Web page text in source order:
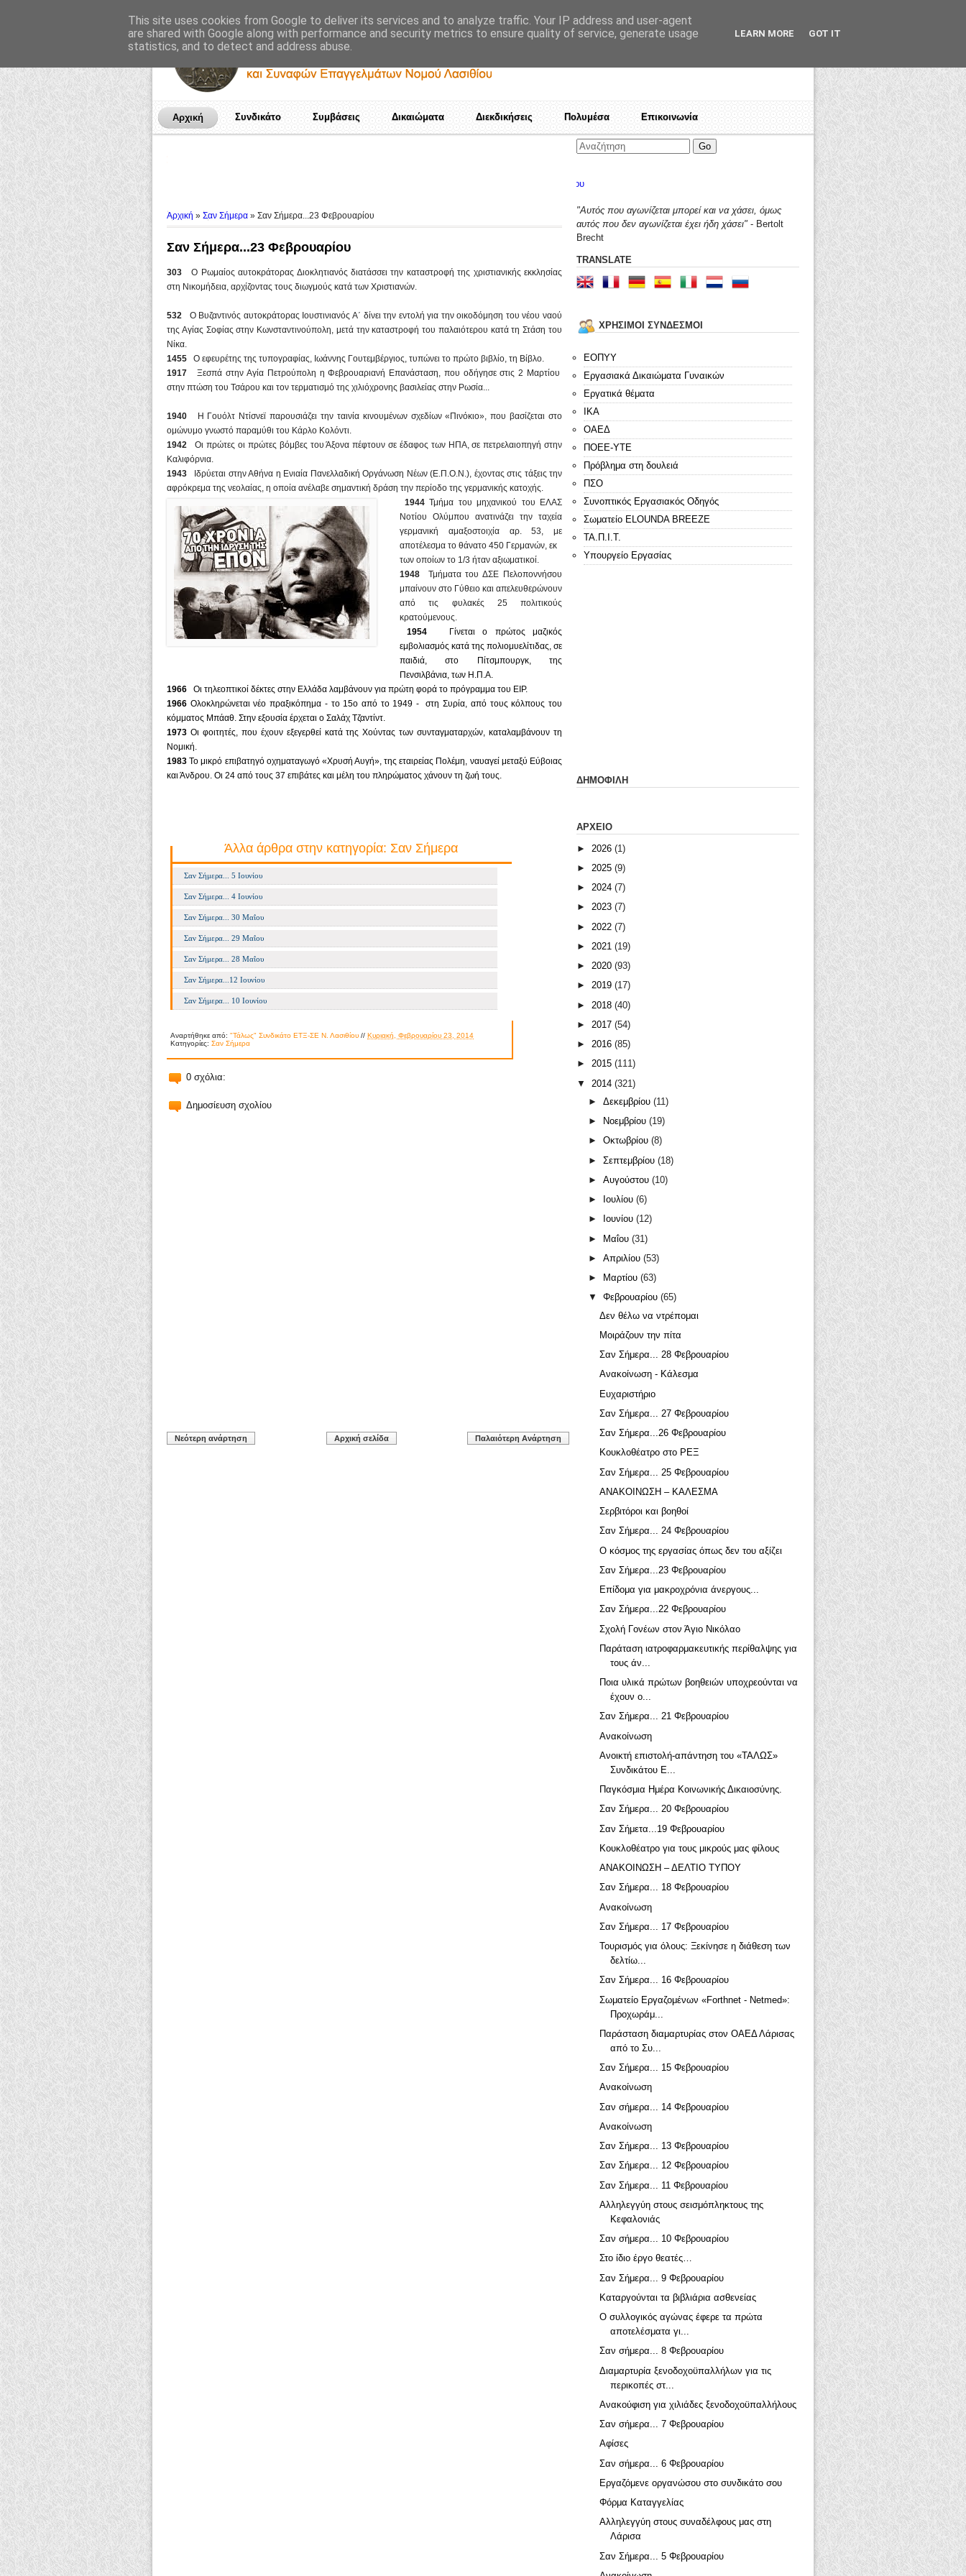
Αρχική Συνδικάτο Συμβάσεις Δικαιώματα Διεκδικήσεις Πολυμέσα Επικοινωνία
Αρχική » Σαν Σήμερα » Σαν Σήμερα...23 Φεβρουαρίου
Σαν Σήμερα...23 Φεβρουαρίου
303 Ο Ρωμαίος αυτοκράτορας Διοκλητιανός διατάσσει την καταστροφή της χριστιανικής εκκλησίας
στη Νικομήδεια, αρχίζοντας τους διωγμούς κατά των Χριστιανών.
532 Ο Βυζαντινός αυτοκράτορας Ιουστινιανός Α΄ δίνει την εντολή για την οικοδόμηση του νέου ναού
της Αγίας Σοφίας στην Κωνσταντινούπολη, μετά την καταστροφή του παλαιότερου κατά τη Στάση του
Νίκα.
1455 Ο εφευρέτης της τυπογραφίας, Ιωάννης Γουτεμβέργιος, τυπώνει το πρώτο βιβλίο, τη Βίβλο.
1917 Ξεσπά στην Αγία Πετρούπολη η Φεβρουαριανή Επανάσταση, που οδήγησε στις 2 Μαρτίου
στην πτώση του Τσάρου και τον τερματισμό της χιλιόχρονης βασιλείας στην Ρωσία...
1940 Η Γουόλτ Ντίσνεϊ παρουσιάζει την ταινία κινουμένων σχεδίων «Πινόκιο», που βασίζεται στο
ομώνυμο γνωστό παραμύθι του Κάρλο Κολόντι.
1942 Οι πρώτες οι πρώτες βόμβες του Άξονα πέφτουν σε έδαφος των ΗΠΑ, σε πετρελαιοπηγή στην
Καλιφόρνια.
1943 Ιδρύεται στην Αθήνα η Ενιαία Πανελλαδική Οργάνωση Νέων (Ε.Π.Ο.Ν.), έχοντας στις τάξεις την
αφρόκρεμα της νεολαίας, η οποία ανέλαβε σημαντική δράση την περίοδο της γερμανικής κατοχής.
1944Τμήμα του μηχανικού του ΕΛΑΣ
Νοτίου Ολύμπου ανατινάζει την ταχεία
γερμανική αμαξοστοιχία αρ. 53, με
αποτέλεσμα το θάνατο 450 Γερμανών, εκ
των οποίων το 1/3 ήταν αξιωματικοί.
1948 Τμήματα του ΔΣΕ Πελοποννήσου
μπαίνουν στο Γύθειο και απελευθερώνουν
από τις φυλακές 25 πολιτικούς
κρατούμενους.
1954 Γίνεται ο πρώτος μαζικός
εμβολιασμός κατά της πολιομυελίτιδας, σε
παιδιά, στο Πίτσμπουργκ, της
Πενσιλβάνια, των Η.Π.Α.
1966 Οι τηλεοπτικοί δέκτες στην Ελλάδα λαμβάνουν για πρώτη φορά το πρόγραμμα του ΕΙΡ.
1966 Ολοκληρώνεται νέο πραξικόπημα - το 15ο από το 1949 - στη Συρία, από τους κόλπους του
κόμματος Μπάαθ. Στην εξουσία έρχεται ο Σαλάχ Τζαντίντ.
1973 Οι φοιτητές, που έχουν εξεγερθεί κατά της Χούντας των συνταγματαρχών, καταλαμβάνουν τη
Νομική.
1983 Το μικρό επιβατηγό οχηματαγωγό «Χρυσή Αυγή», της εταιρείας Πολέμη, ναυαγεί μεταξύ Εύβοιας
και Άνδρου. Οι 24 από τους 37 επιβάτες και μέλη του πληρώματος χάνουν τη ζωή τους.
Άλλα άρθρα στην κατηγορία: Σαν Σήμερα
Σαν Σήμερα... 5 Ιουνίου
Σαν Σήμερα... 4 Ιουνίου
Σαν Σήμερα... 30 Μαΐου
Σαν Σήμερα... 29 Μαΐου
Σαν Σήμερα... 28 Μαΐου
Σαν Σήμερα...12 Ιουνίου
Σαν Σήμερα... 10 Ιουνίου
Αναρτήθηκε από: "Τάλως" Συνδικάτο ΕΤΞ-ΣΕ Ν. Λασιθίου // Κυριακή, Φεβρουαρίου 23, 2014
Κατηγορίες: Σαν Σήμερα
0 σχόλια:
Δημοσίευση σχολίου
Νεότερη ανάρτηση Παλαιότερη Ανάρτηση
Αρχική σελίδα
"Αυτός που αγωνίζεται μπορεί και να χάσει, όμως
αυτός που δεν αγωνίζεται έχει ήδη χάσει" - Bertolt
Brecht
TRANSLATE
ΧΡΗΣΙΜΟΙ ΣΥΝΔΕΣΜΟΙ
ΕΟΠΥΥ
Εργασιακά Δικαιώματα Γυναικών
Εργατικά θέματα
ΙΚΑ
ΟΑΕΔ
ΠΟΕΕ-ΥΤΕ
Πρόβλημα στη δουλειά
ΠΣΟ
Συνοπτικός Εργασιακός Οδηγός
Σωματείο ELOUNDA BREEZE
ΤΑ.Π.Ι.Τ.
Υπουργείο Εργασίας
ΔΗΜΟΦΙΛΗ
ΑΡΧΕΙΟ
► 2026 (1)
► 2025 (9)
► 2024 (7)
► 2023 (7)
► 2022 (7)
► 2021 (19)
► 2020 (93)
► 2019 (17)
► 2018 (40)
► 2017 (54)
► 2016 (85)
► 2015 (111)
▼
2014 (321)
► Δεκεμβρίου (11)
►
Νοεμβρίου (19)
► Οκτωβρίου (8)
► Σεπτεμβρίου (18)
► Αυγούστου (10)
►
Ιουλίου (6)
►
Ιουνίου (12)
► Μαΐου (31)
► Απριλίου (53)
►
Μαρτίου (63)
▼
Φεβρουαρίου (65)
Δεν θέλω να ντρέπομαι
Μοιράζουν την πίτα
Σαν Σήμερα... 28 Φεβρουαρίου
Ανακοίνωση - Κάλεσμα
Ευχαριστήριο
Σαν Σήμερα... 27 Φεβρουαρίου
Σαν Σήμερα...26 Φεβρουαρίου
Κουκλοθέατρο στο ΡΕΞ
Σαν Σήμερα... 25 Φεβρουαρίου
ΑΝΑΚΟΙΝΩΣΗ – ΚΑΛΕΣΜΑ
Σερβιτόροι και βοηθοί
Σαν Σήμερα... 24 Φεβρουαρίου
Ο κόσμος της εργασίας όπως δεν του αξίζει
Σαν Σήμερα...23 Φεβρουαρίου
Επίδομα για μακροχρόνια άνεργους...
Σαν Σήμερα...22 Φεβρουαρίου
Σχολή Γονέων στον Άγιο Νικόλαο
Παράταση ιατροφαρμακευτικής περίθαλψης για
τους άν...
Ποια υλικά πρώτων βοηθειών υποχρεούνται να
έχουν ο...
Σαν Σήμερα... 21 Φεβρουαρίου
Ανακοίνωση
Ανοικτή επιστολή-απάντηση του «ΤΑΛΩΣ»
Συνδικάτου Ε...
Παγκόσμια Ημέρα Κοινωνικής Δικαιοσύνης.
Σαν Σήμερα... 20 Φεβρουαρίου
Σαν Σήμετα...19 Φεβρουαρίου
Κουκλοθέατρο για τους μικρούς μας φίλους
ΑΝΑΚΟΙΝΩΣΗ – ΔΕΛΤΙΟ ΤΥΠΟΥ
Σαν Σήμερα... 18 Φεβρουαρίου
Ανακοίνωση
Σαν Σήμερα... 17 Φεβρουαρίου
Τουρισμός για όλους: Ξεκίνησε η διάθεση των
δελτίω...
Σαν Σήμερα... 16 Φεβρουαρίου
Σωματείο Εργαζομένων «Forthnet - Netmed»:
Προχωράμ...
Παράσταση διαμαρτυρίας στον ΟΑΕΔ Λάρισας
από το Συ...
Σαν Σήμερα... 15 Φεβρουαρίου
Ανακοίνωση
Σαν σήμερα... 14 Φεβρουαρίου
Ανακοίνωση
Σαν Σήμερα... 13 Φεβρουαρίου
Σαν Σήμερα... 12 Φεβρουαρίου
Σαν Σήμερα... 11 Φεβρουαρίου
Αλληλεγγύη στους σεισμόπληκτους της
Κεφαλονιάς
Σαν σήμερα... 10 Φεβρουαρίου
Στο ίδιο έργο θεατές…
Σαν Σήμερα... 9 Φεβρουαρίου
Καταργούνται τα βιβλιάρια ασθενείας
Ο συλλογικός αγώνας έφερε τα πρώτα
αποτελέσματα γι...
Σαν σήμερα... 8 Φεβρουαρίου
Διαμαρτυρία ξενοδοχοϋπαλλήλων για τις
περικοπές στ...
Ανακούφιση για χιλιάδες ξενοδοχοϋπαλλήλους
Σαν σήμερα... 7 Φεβρουαρίου
Αφίσες
Σαν σήμερα... 6 Φεβρουαρίου
Εργαζόμενε οργανώσου στο συνδικάτο σου
Φόρμα Καταγγελίας
Αλληλεγγύη στους συναδέλφους μας στη
Λάρισα
Σαν Σήμερα... 5 Φεβρουαρίου
This site uses cookies from Google to deliver its services and to analyze traffic. Your IP address and user-agent
are shared with Google along with performance and security metrics to ensure quality of service, generate usage
statistics, and to detect and address abuse.
LEARN MORE GOT IT